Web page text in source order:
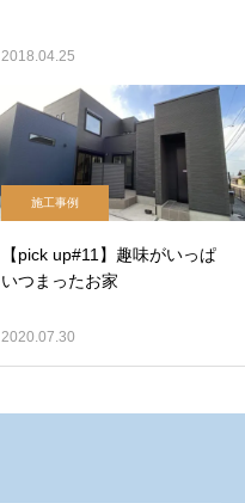
2018.04.25
施工事例
【pick up#11】趣味がいっぱ
いつまったお家
2020.07.30